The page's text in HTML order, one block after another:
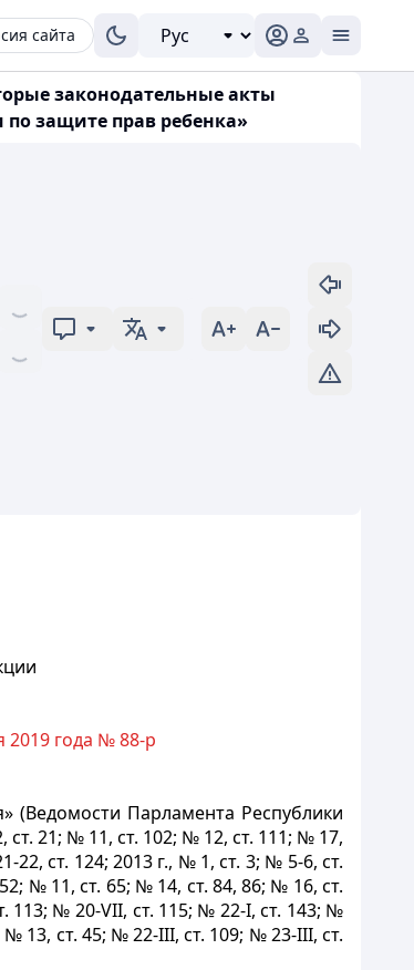
сайта
законодательные акты
защите прав ребенка»
2019 года № 88-р
(Ведомости Парламента Республики
ст. 21; № 11, ст. 102; № 12, ст. 111; № 17,
ст. 124; 2013 г., № 1, ст. 3; № 5-6, ст.
№ 11, ст. 65; № 14, ст. 84, 86; № 16, ст.
113; № 20-VII, ст. 115; № 22-І, ст. 143; №
№ 13, ст. 45; № 22-III, ст. 109; № 23-III, ст.